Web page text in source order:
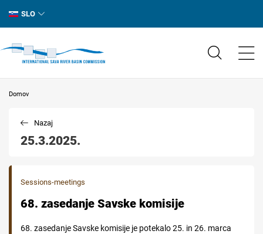
SLO
Domov
25.3.2025.
Nazaj
Sessions-meetings
68. zasedanje Savske komisije
68. zasedanje Savske komisije je potekalo 25. in 26. marca